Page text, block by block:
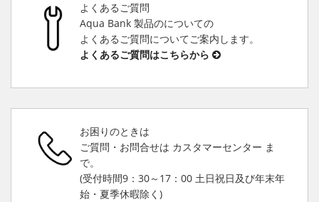
よくあるご質問
Aqua Bank 製品のについての
よくあるご質問についてご案内します。
よくあるご質問はこちらから
お困りのときは
ご質問・お問合せは カスタマーセンター ま
で。
(受付時間9：30～17：00 土日祝日及び年末年
始・夏季休暇除く)